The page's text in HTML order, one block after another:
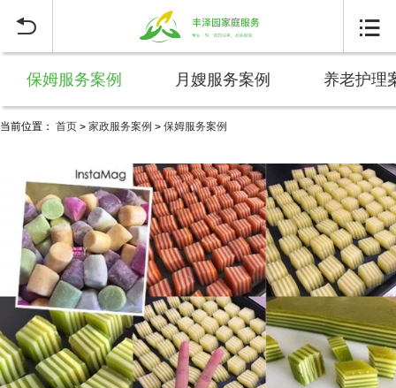
 
保姆服务案例 月嫂服务案例 养老护理
当前位置： 首页 > 家政服务案例 > 保姆服务案例